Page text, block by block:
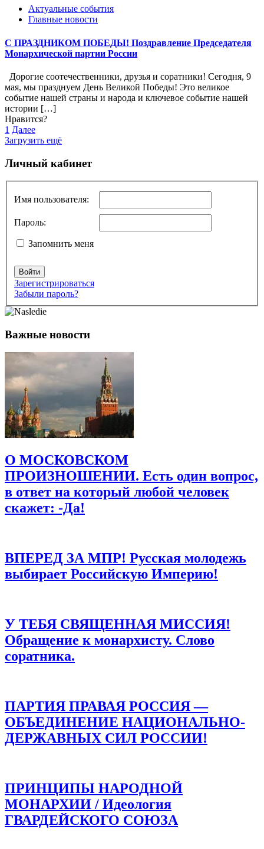
Актуальные события
Главные новости
С ПРАЗДНИКОМ ПОБЕДЫ! Поздравление Председателя
Монархической партии России
Дорогие соотечественники, друзья и соратники! Сегодня, 9
мая, мы празднуем День Великой Победы! Это великое
событие нашей страны и народа и ключевое событие нашей
истории […]
Нравится?
1 Далее
Загрузить ещё
Личный кабинет
Имя пользователя:
Пароль:
Запомнить меня
Войти
Зарегистрироваться
Забыли пароль?
Важные новости
О МОСКОВСКОМ
ПРОИЗНОШЕНИИ. Есть один вопрос,
в ответ на который любой человек
скажет: -Да!
ВПЕРЕД ЗА МПР! Русская молодежь
выбирает Российскую Империю!
У ТЕБЯ СВЯЩЕННАЯ МИССИЯ!
Обращение к монархисту. Слово
соратника.
ПАРТИЯ ПРАВАЯ РОССИЯ —
ОБЪЕДИНЕНИЕ НАЦИОНАЛЬНО-
ДЕРЖАВНЫХ СИЛ РОССИИ!
ПРИНЦИПЫ НАРОДНОЙ
МОНАРХИИ / Идеология
ГВАРДЕЙСКОГО СОЮЗА